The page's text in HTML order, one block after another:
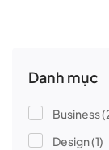
Danh mục
Business
Design(1)